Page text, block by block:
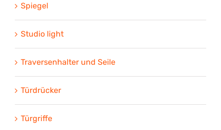
Spiegel
Studio light
Traversenhalter und Seile
Türdrücker
Türgriffe